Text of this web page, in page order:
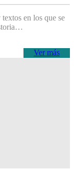
en los que se
Ver más